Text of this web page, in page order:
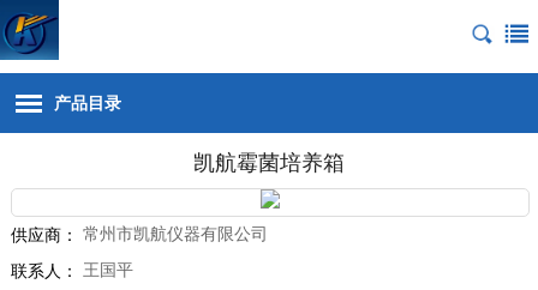
产品目录
凯航霉菌培养箱
供应商： 常州市凯航仪器有限公司
联系人： 王国平